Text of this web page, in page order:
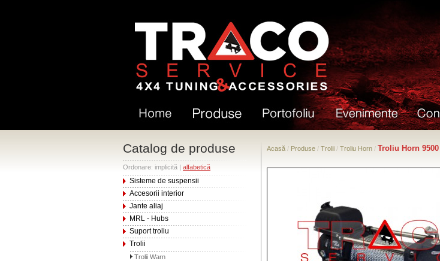
Catalog de produse
Ordonare: implicită | alfabetică
Sisteme de suspensii
Accesorii interior
Jante aliaj
MRL - Hubs
Suport troliu
Trolii
Trolii Warn
Acasă / Produse / Trolii / Troliu Horn / Troliu Horn 9500